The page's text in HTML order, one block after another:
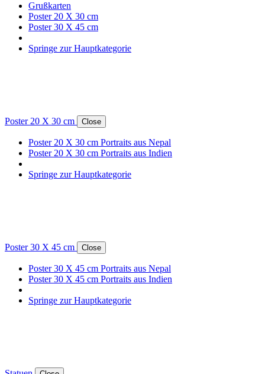
Grußkarten
Poster 20 X 30 cm
Poster 30 X 45 cm
Springe zur Hauptkategorie
Poster 20 X 30 cm Close
Poster 20 X 30 cm Portraits aus Nepal
Poster 20 X 30 cm Portraits aus Indien
Springe zur Hauptkategorie
Poster 30 X 45 cm Close
Poster 30 X 45 cm Portraits aus Nepal
Poster 30 X 45 cm Portraits aus Indien
Springe zur Hauptkategorie